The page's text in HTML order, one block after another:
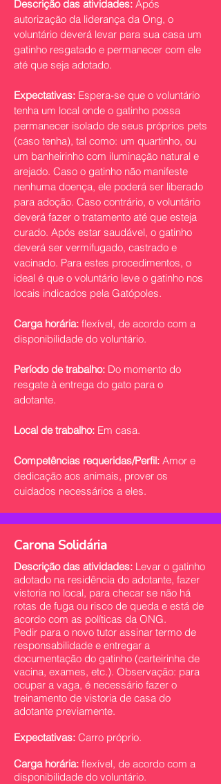
Descrição das atividades: Após
autorização da liderança da Ong, o
voluntário deverá levar para sua casa um
gatinho resgatado e permanecer com ele
até que seja adotado.
Expectativas: Espera-se que o voluntário
tenha um local onde o gatinho possa
permanecer isolado de seus próprios pets
(caso tenha), tal como: um quartinho, ou
um banheirinho com iluminação natural e
arejado. Caso o gatinho não manifeste
nenhuma doença, ele poderá ser liberado
para adoção. Caso contrário, o voluntário
deverá fazer o tratamento até que esteja
curado. Após estar saudável, o gatinho
deverá ser vermifugado, castrado e
vacinado. Para estes procedimentos, o
ideal é que o voluntário leve o gatinho nos
locais indicados pela Gatópoles.
Carga horária: flexível, de acordo com a
disponibilidade do voluntário.
Período de trabalho: Do momento do
resgate à entrega do gato para o
adotante.
Local de trabalho: Em casa.
Competências requeridas/Perfil: Amor e
dedicação aos animais, prover os
cuidados necessários a eles.
Carona Solidária
Descrição das atividades: Levar o gatinho
adotado na residência do adotante, fazer
vistoria no local, para checar se não há
rotas de fuga ou risco de queda e está de
acordo com as políticas da ONG.
Pedir para o novo tutor assinar termo de
responsabilidade e entregar a
documentação do gatinho (carteirinha de
vacina, exames, etc.). Observação: para
ocupar a vaga, é necessário fazer o
treinamento de vistoria de casa do
adotante previamente.
Expectativas: Carro próprio.
Carga horária: flexível, de acordo com a
disponibilidade do voluntário.